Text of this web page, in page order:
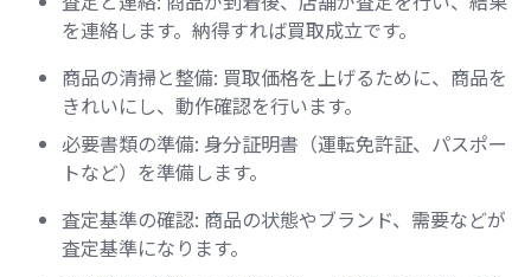
を連絡します。納得すれば買取成立です。
商品の清掃と整備: 買取価格を上げるために、商品を
きれいにし、動作確認を行います。
必要書類の準備: 身分証明書（運転免許証、パスポー
トなど）を準備します。
査定基準の確認: 商品の状態やブランド、需要などが
査定基準になります。